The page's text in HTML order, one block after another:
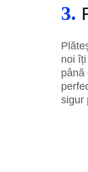
3.
noi
până
sigur